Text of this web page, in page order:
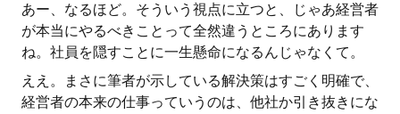
あー、なるほど。そういう視点に立つと、じゃあ経営者
が本当にやるべきことって全然違うところにあります
ね。社員を隠すことに一生懸命になるんじゃなくて。
ええ。まさに筆者が示している解決策はすごく明確で、
経営者の本来の仕事っていうのは、他社か引き抜きにな